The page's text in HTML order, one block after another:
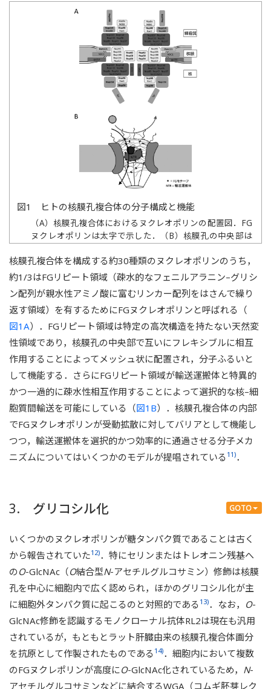
図1 ヒトの核膜孔複合体の分子構成と機能
（A）核膜孔複合体におけるヌクレオポリンの配置図．FG
ヌクレオポリンは太字で示した．（B）核膜孔の中央部は
kDaを超える分子は受動拡散による通過ができない．一方
で輸送運搬体（nuclear transport receptor: NTR）と結合
した積荷タンパク質は，FGリピートと輸送運搬体との疎
水性相互作用によって核膜孔を通過することができる．
核膜孔複合体を構成する約30種類のヌクレオポリンのうち，
約1/3はFGリピート領域（疎水的なフェニルアラニン–グリシ
ン配列が親水性アミノ酸に富むリンカー配列をはさんで繰り
返す領域）を有するためにFGヌクレオポリンと呼ばれる（
図1A）．FGリピート領域は特定の高次構造を持たない天然変
性領域であり，核膜孔の中央部で互いにフレキシブルに相互
作用することによってメッシュ状に配置され，分子ふるいと
して機能する．さらにFGリピート領域が輸送運搬体と特異的
かつ一過的に疎水性相互作用することによって選択的な核–細
胞質間輸送を可能にしている（図1B）．核膜孔複合体の内部
でFGヌクレオポリンが受動拡散に対してバリアとして機能し
つつ，輸送運搬体を選択的かつ効率的に通過させる分子メカ
ニズムについてはいくつかのモデルが提唱されている 11)．
GOTO
3. グリコシル化
いくつかのヌクレオポリンが糖タンパク質であることは古く
から報告されていた12)．特にセリンまたはトレオニン残基へ
のO-GlcNAc（O結合型N-アセチルグルコサミン）修飾は核膜
孔を中心に細胞内で広く認められ，ほかのグリコシル化が主
に細胞外タンパク質に起こるのと対照的である 13)．なお， O-
GlcNAc修飾を認識するモノクローナル抗体RL2は現在も汎用
されているが，もともとラット肝臓由来の核膜孔複合体画分
を抗原として作製されたものである 14)．細胞内において複数
のFGヌクレポリンが高度にO-GlcNAc化されているため， N-
アセチルグルコサミンなどに結合するWGA（コムギ胚芽レク